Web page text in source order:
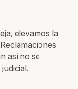
elevamos la
así no se